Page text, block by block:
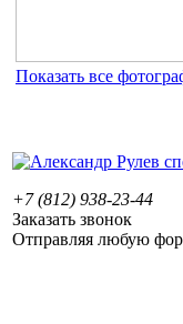
Показать все
+7 (812) 938-23-44
Заказать звонок
Отправляя любую